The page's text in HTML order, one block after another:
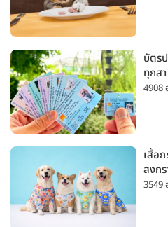
บัตร
ทุกส
4908
เสื้อ
สงก
3549